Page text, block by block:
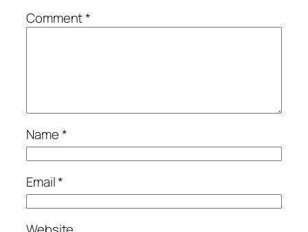
Comment*
Name*
Email*